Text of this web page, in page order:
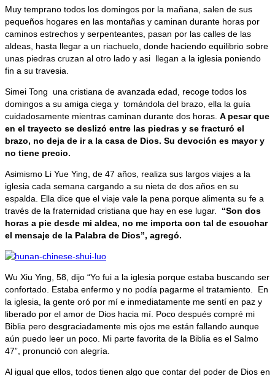
Muy temprano todos los domingos por la mañana, salen de sus
pequeños hogares en las montañas y caminan durante horas por
caminos estrechos y serpenteantes, pasan por las calles de las
aldeas, hasta llegar a un riachuelo, donde haciendo equilibrio sobre
unas piedras cruzan al otro lado y asi llegan a la iglesia poniendo
fin a su travesia.
Simei Tong una cristiana de avanzada edad, recoge todos los
domingos a su amiga ciega y tomándola del brazo, ella la guía
cuidadosamente mientras caminan durante dos horas. A pesar que
en el trayecto se deslizó entre las piedras y se fracturó el
brazo, no deja de ir a la casa de Dios. Su devoción es mayor y
no tiene precio.
Asimismo Li Yue Ying, de 47 años, realiza sus largos viajes a la
iglesia cada semana cargando a su nieta de dos años en su
espalda. Ella dice que el viaje vale la pena porque alimenta su fe a
través de la fraternidad cristiana que hay en ese lugar. “Son dos
horas a pie desde mi aldea, no me importa con tal de escuchar
el mensaje de la Palabra de Dios”, agregó.
Wu Xiu Ying, 58, dijo “Yo fui a la iglesia porque estaba buscando ser
confortado. Estaba enfermo y no podía pagarme el tratamiento. En
la iglesia, la gente oró por mí e inmediatamente me sentí en paz y
liberado por el amor de Dios hacia mí. Poco después compré mi
Biblia pero desgraciadamente mis ojos me están fallando aunque
aún puedo leer un poco. Mi parte favorita de la Biblia es el Salmo
47”, pronunció con alegría.
Al igual que ellos, todos tienen algo que contar del poder de Dios en